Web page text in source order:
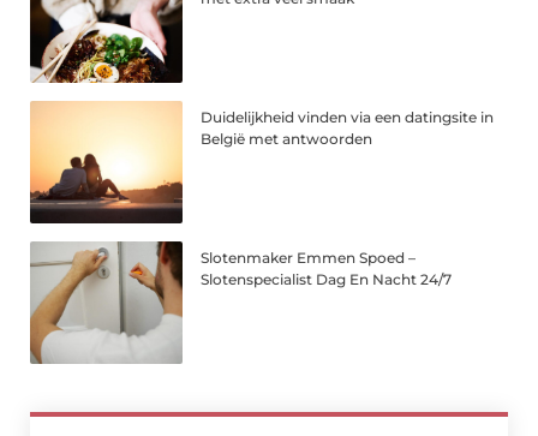
Duidelijkheid vinden via een datingsite in
België met antwoorden
Slotenmaker Emmen Spoed –
Slotenspecialist Dag En Nacht 24/7